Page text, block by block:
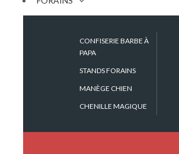
CONFISERIE BARBE À
PAPA
STANDS FORAINS
MANÈGE CHIEN
CHENILLE MAGIQUE
2 personnes
P : 2 m - L : 2,5 m - H : 2,5 m
1 souffleur 8 A / 220 V